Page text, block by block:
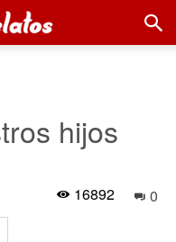
hijos
0
16892